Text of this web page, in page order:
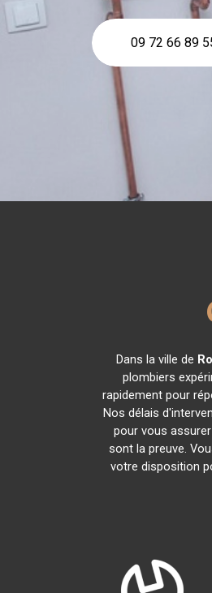
09 72 66 89
Dans la ville de
plombiers
rapidement pour
Nos délais
pour vous
sont la preuve.
votre disposition